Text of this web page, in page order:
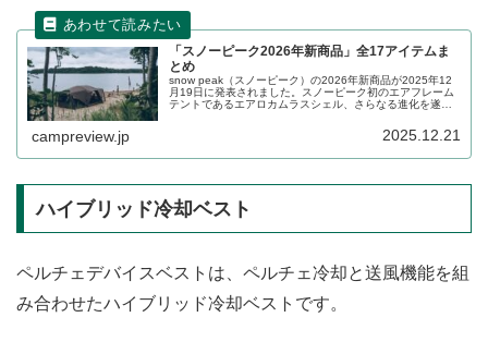
「スノーピーク2026年新商品」全17アイテムま
とめ
snow peak（スノーピーク）の2026年新商品が2025年12
月19日に発表されました。スノーピーク初のエアフレーム
テントであるエアロカムラスシェル、さらなる進化を遂げ
ズなど、様々なアイテムが登場します。詳細をレビューし
campreview.jp 2025.12.21
ハイブリッド冷却ベスト
ペルチェデバイスベストは、ペルチェ冷却と送風機能を組
み合わせたハイブリッド冷却ベストです。